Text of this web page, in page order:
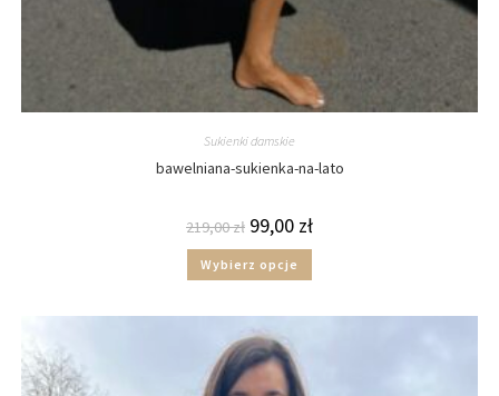
Sukienki damskie
bawelniana-sukienka-na-lato
219,00zł 99,00 zł
Wybierz opcje